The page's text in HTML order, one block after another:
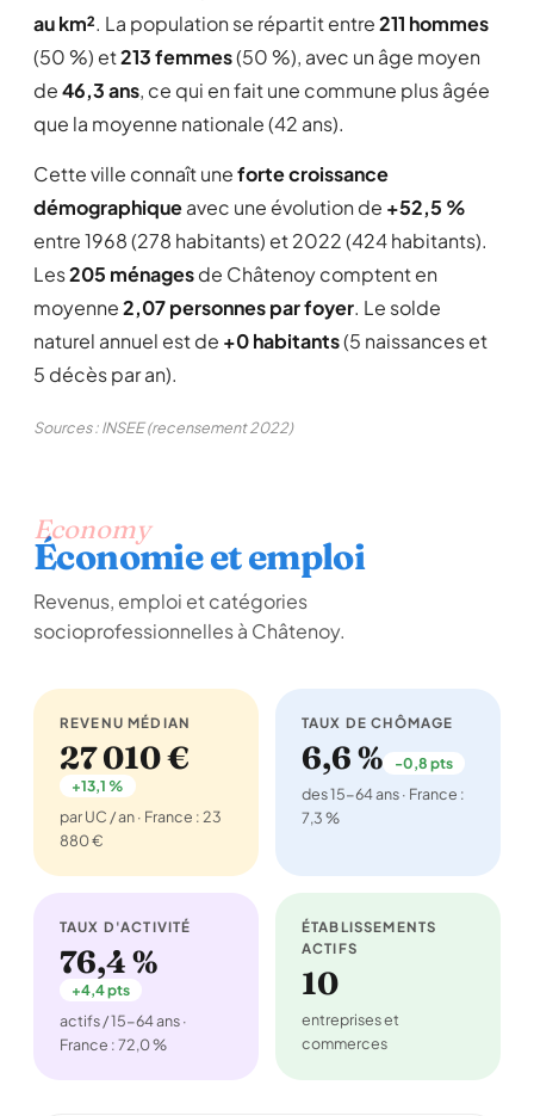
au km². La population se répartit entre211 hommes
(50 %) et213 femmes(50 %), avec un âge moyen
de46,3 ans, ce qui en fait une commune plus âgée
que la moyenne nationale (42 ans).
Cette ville connaît uneforte croissance
démographiqueavec une évolution de +52,5 %
entre 1968 (278 habitants) et 2022 (424 habitants).
Les205 ménagesde Châtenoy comptent en
moyenne2,07 personnes par foyer. Le solde
naturel annuel est de +0 habitants(5 naissances et
5 décès par an).
Sources : INSEE (recensement 2022)
Economy
Économie et emploi
Revenus, emploi et catégories
socioprofessionnelles à Châtenoy.
REVENU MÉDIAN
27 010 €
+13,1 %
par UC / an · France : 23
880 €
TAUX DE CHÔMAGE
6,6 % -0,8 pts
des 15-64 ans · France :
7,3 %
TAUX D'ACTIVITÉ
76,4 %
+4,4 pts
actifs / 15-64 ans ·
France : 72,0 %
ÉTABLISSEMENTS
ACTIFS
10
entreprises et
commerces